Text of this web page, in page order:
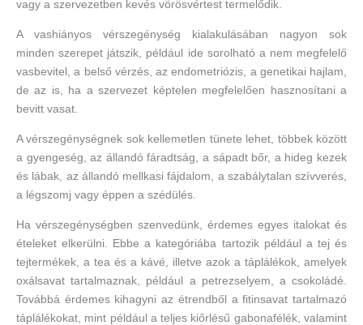
vagy a szervezetben kevés vörösvértest termelődik.
A vashiányos vérszegénység kialakulásában nagyon sok
minden szerepet játszik, például ide sorolható a nem megfelelő
vasbevitel, a belső vérzés, az endometriózis, a genetikai hajlam,
de az is, ha a szervezet képtelen megfelelően hasznosítani a
bevitt vasat.
A vérszegénységnek sok kellemetlen tünete lehet, többek között
a gyengeség, az állandó fáradtság, a sápadt bőr, a hideg kezek
és lábak, az állandó mellkasi fájdalom, a szabálytalan szívverés,
a légszomj vagy éppen a szédülés.
Ha vérszegénységben szenvedünk, érdemes egyes italokat és
ételeket elkerülni. Ebbe a kategóriába tartozik például a tej és
tejtermékek, a tea és a kávé, illetve azok a táplálékok, amelyek
oxálsavat tartalmaznak, például a petrezselyem, a csokoládé.
Továbbá érdemes kihagyni az étrendből a fitinsavat tartalmazó
táplálékokat, mint például a teljes kiőrlésű gabonafélék, valamint